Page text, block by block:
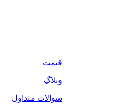
قیمت
وبلاگ
سوالات متداول